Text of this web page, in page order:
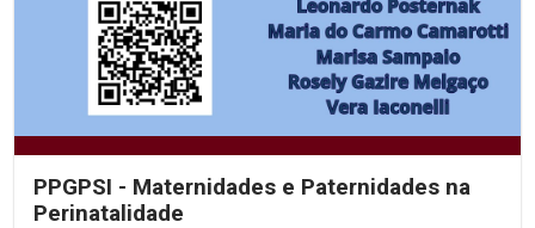
PPGPSI - Maternidades e Paternidades na
Perinatalidade